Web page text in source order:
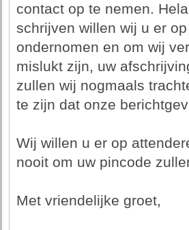
contact op te nemen.
schrijven willen wij u er
ondernomen en om wij
mislukt zijn, uw
zullen wij nogmaals
te zijn dat onze
Wij willen u er op
nooit om uw pincode
Met vriendelijke groet,